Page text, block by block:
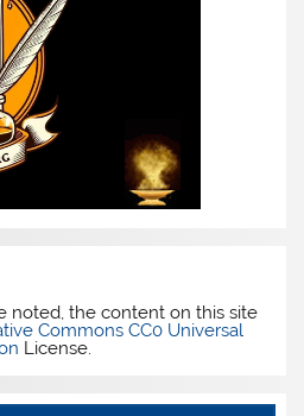
noted, the content on this site
Commons CC0 Universal
License.